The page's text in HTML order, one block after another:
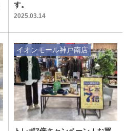
す。
2025.03.14
イオンモール神戸南店